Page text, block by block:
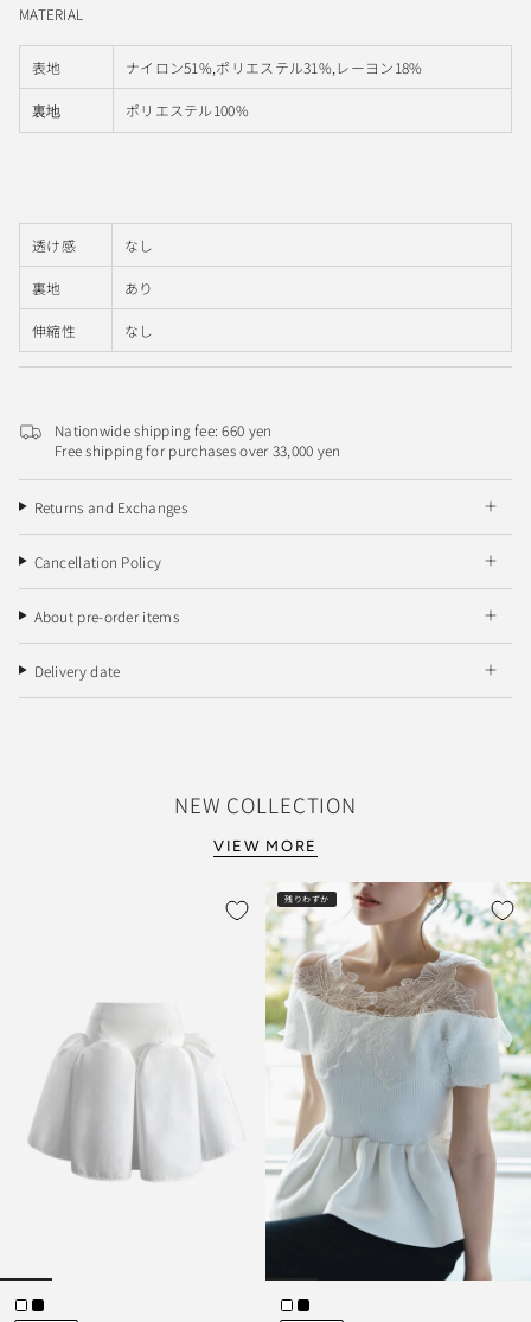
MATERIAL
表地 ナイロン51%,ポリエステル31%,レーヨン18%
裏地 ポリエステル100%
透け感 なし
裏地 あり
伸縮性 なし
Nationwide shipping fee: 660 yen
Free shipping for purchases over 33,000 yen
Returns and Exchanges
Cancellation Policy
About pre-order items
Delivery date
NEW COLLECTION
VIEW MORE
残りわずか